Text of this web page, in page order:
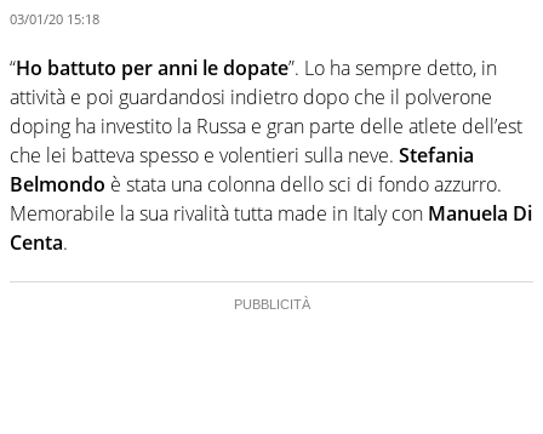
03/01/20 15:18
“Ho battuto per anni le dopate”. Lo ha sempre detto, in
attività e poi guardandosi indietro dopo che il polverone
doping ha investito la Russa e gran parte delle atlete dell’est
che lei batteva spesso e volentieri sulla neve. Stefania
Belmondo è stata una colonna dello sci di fondo azzurro.
Memorabile la sua rivalità tutta made in Italy con Manuela Di
Centa.